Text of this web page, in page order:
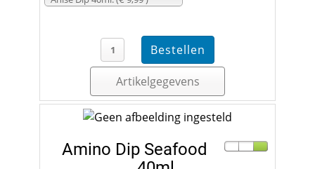
Artikelgegevens
Amino Dip Seafood